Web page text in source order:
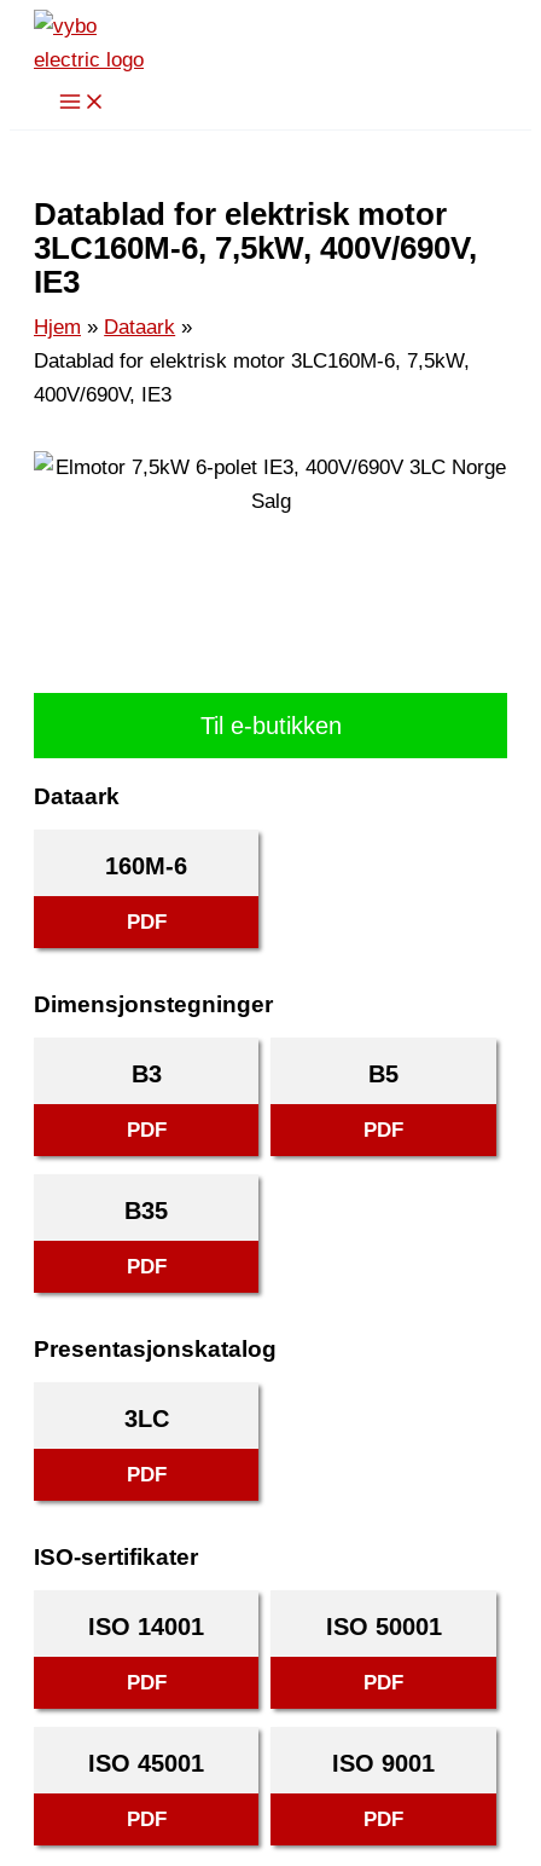
Hopp
rett
Datablad for elektrisk motor
3LC160M-6, 7,5kW, 400V/690V,
IE3
Hjem
Dataark
Datablad for elektrisk motor 3LC160M-6, 7,5kW,
400V/690V, IE3
Til e-butikken
Dataark
160M-6
PDF
Dimensjonstegninger
B3
PDF
B5
PDF
B35
PDF
Presentasjonskatalog
3LC
PDF
ISO-sertifikater
ISO 14001
PDF
ISO 50001
PDF
ISO 45001
PDF
ISO 9001
PDF